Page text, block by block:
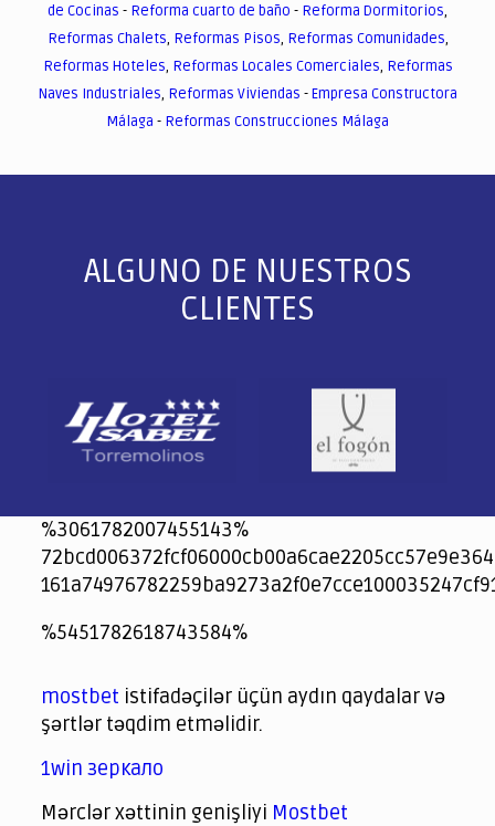
de Cocinas - Reforma cuarto de baño - Reforma Dormitorios,
Reformas Chalets, Reformas Pisos, Reformas Comunidades,
Reformas Hoteles, Reformas Locales Comerciales, Reformas
Naves Industriales, Reformas Viviendas -Empresa Constructora
Málaga - Reformas Construcciones Málaga
ALGUNO DE NUESTROS
CLIENTES
%3061782007455143%
jeetcity
1xbet
jeet city casino
%5451782618743584%
spintiger
Avabet
Spinrise
Crown Green
Crowngreen casino login
슈가 러쉬1000 슬롯
crazy time casino online
1xcasinozambia.com
codingworldnews.com
parimatch.kr
winorio
winorio casino
winorio
mostbet istifadəçilər üçün aydın qaydalar və
şərtlər təqdim etməlidir.
1win зеркало
Mərclər xəttinin genişliyi Mostbet